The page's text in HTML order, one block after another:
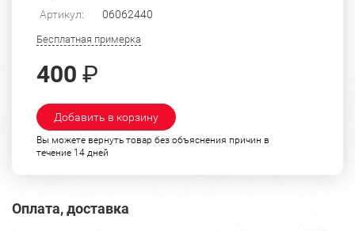
Артикул: 06062440
Бесплатная примерка
400 ₽
Добавить в корзину
Вы можете вернуть товар без объяснения причин в
течение 14 дней
Оплата, доставка